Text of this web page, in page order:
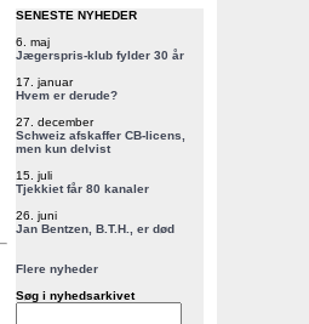
SENESTE NYHEDER
6. maj
Jægerspris-klub fylder 30 år
17. januar
Hvem er derude?
27. december
Schweiz afskaffer CB-licens,
men kun delvist
15. juli
Tjekkiet får 80 kanaler
26. juni
Jan Bentzen, B.T.H., er død
Flere nyheder
Søg i nyhedsarkivet